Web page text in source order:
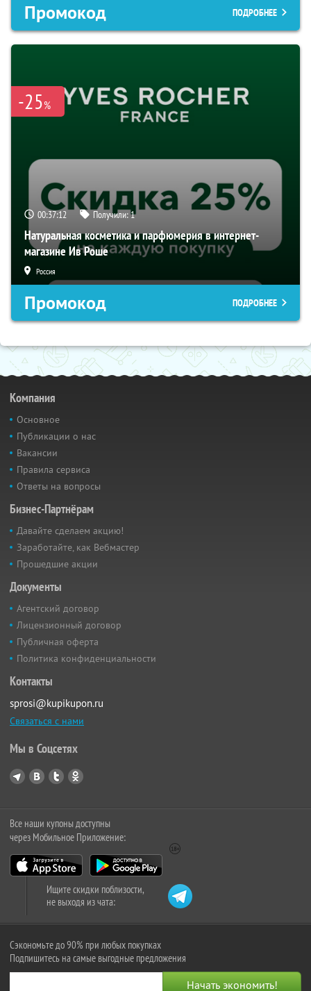
Промокод ПОДРОБНЕЕ
-25%
00:37:11 Получили:1
Натуральная косметика и парфюмерия в интернет-
магазине Ив Роше
Россия
Промокод ПОДРОБНЕЕ
Компания
Основное
Публикации о нас
Вакансии
Правила сервиса
Ответы на вопросы
Бизнес-Партнёрам
Давайте сделаем акцию!
Заработайте, как Вебмастер
Прошедшие акции
Документы
Агентский договор
Лицензионный договор
Публичная оферта
Политика конфиденциальности
Контакты
sprosi@kupikupon.ru
Связаться с нами
Мы в Соцсетях
Все наши купоны доступны
через Мобильное Приложение:
Ищите скидки поблизости,
не выходя из чата:
Сэкономьте до 90% при любых покупках
Подпишитесь на самые выгодные предложения